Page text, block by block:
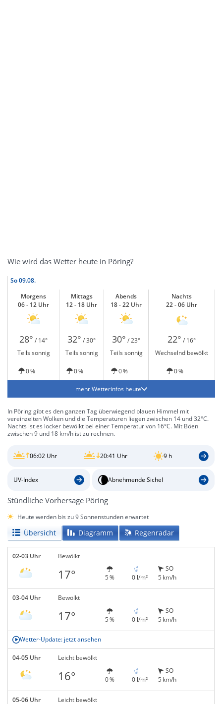
Wie wird das Wetter heute in Pöring?
So09.08.
Morgens
06 - 12 Uhr
Mittags
12 - 18 Uhr
Abends
18 - 22 Uhr
Nachts
22 - 06 Uhr
28° / 14° 32° / 30° 30° / 23° 22° / 16°
Teils sonnig
Teils sonnig Teils sonnig Wechselnd bewölkt
0 % 0 % 0 % 0 %
mehr Wetterinfos heute
In Pöring gibt es den ganzen Tag überwiegend blauen Himmel mit
vereinzelten Wolken und die Temperaturen liegen zwischen 14 und 32°C.
Nachts ist es locker bewölkt bei einer Temperatur von 16°C. Mit Böen
zwischen 9 und 18 km/h ist zu rechnen.
06:02 Uhr 20:41 Uhr 9 h
UV-Index Abnehmende Sichel
Stündliche Vorhersage Pöring
Heute werden bis zu 9 Sonnenstunden erwartet
Übersicht Diagramm Regenradar
02-03 Uhr Bewölkt
17° 5 % 0 l/m²
SO
5 km/h
03-04 Uhr Bewölkt
17° 5 % 0 l/m²
SO
5 km/h
Wetter-Update: jetzt ansehen
04-05 Uhr Leicht bewölkt
16° 0 % 0 l/m²
SO
5 km/h
05-06 Uhr Leicht bewölkt